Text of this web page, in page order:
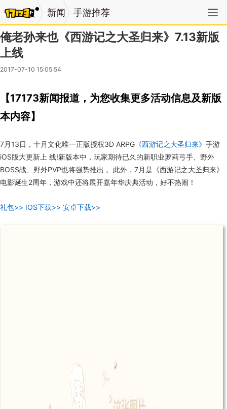
新闻 手游推荐
俺老孙来也《西游记之大圣归来》7.13新版
上线
2017-07-10 15:05:54
【17173新闻报道，为您收集更多活动信息及新版
本内容】
7月13日，十月文化唯一正版授权3D ARPG 《西游记之大圣归来》 手游
iOS版大更新上 线!新版本中，玩家期待已久的新职业萝莉弓手、野外
BOSS战、野外PVP也将强势推出 。此外，7月是《西游记之大圣归来》
电影诞生2周年，游戏中还将展开嘉年华庆典活动，好不热闹！
礼包>> IOS下载>> 安卓下载>>